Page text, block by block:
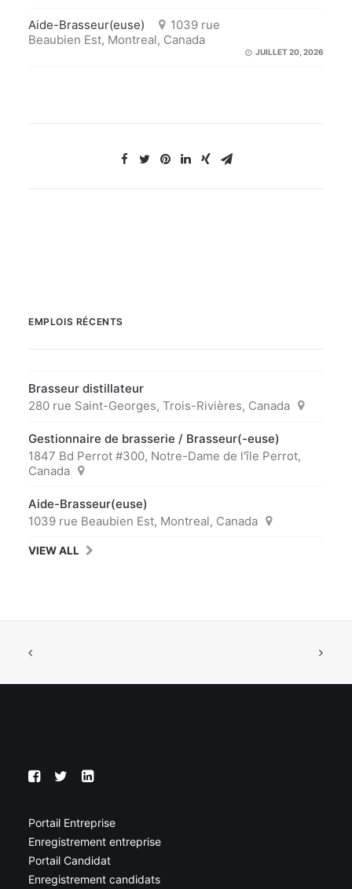
Aide-Brasseur(euse)
1039 rue
Beaubien Est, Montreal, Canada
JUILLET 20, 2026
EMPLOIS RÉCENTS
Brasseur distillateur
280 rue Saint-Georges, Trois-Rivières, Canada
Gestionnaire de brasserie / Brasseur(-euse)
1847 Bd Perrot #300, Notre-Dame de l'île Perrot,
Canada
Aide-Brasseur(euse)
1039 rue Beaubien Est, Montreal, Canada
VIEW ALL
Portail Entreprise
Enregistrement entreprise
Portail Candidat
Enregistrement candidats